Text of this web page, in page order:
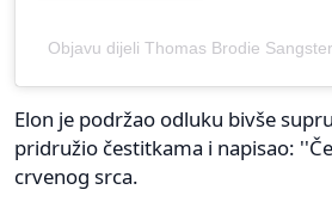
Objavu dijeli Thomas Brodie
Elon je podržao odluku bivše
pridružio čestitkama i napisao:
crvenog srca.